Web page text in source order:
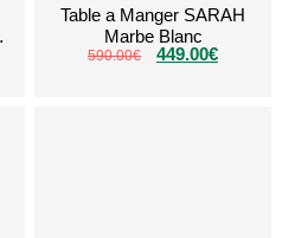
Table a Manger SARAH
Marbe Blanc
590.00€ 449.00€